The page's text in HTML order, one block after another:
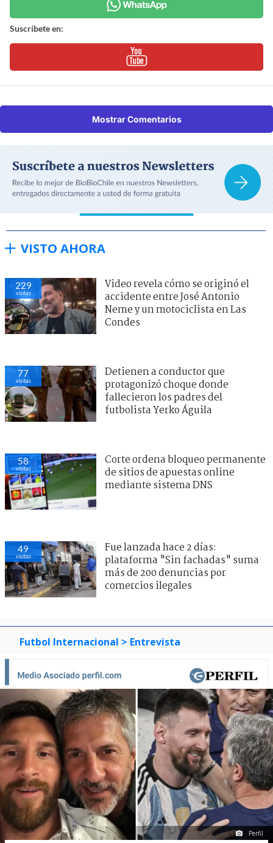
Suscríbete en:
Mostrar Comentarios
VISTO AHORA
229
visitas
Video revela cómo se originó el
accidente entre José Antonio
Neme y un motociclista en Las
Condes
77
visitas
Detienen a conductor que
protagonizó choque donde
fallecieron los padres del
futbolista Yerko Águila
58
visitas
Corte ordena bloqueo permanente
de sitios de apuestas online
mediante sistema DNS
49
visitas
Fue lanzada hace 2 días:
plataforma "Sin fachadas" suma
más de 200 denuncias por
comercios ilegales
Futbol Internacional > Entrevista
Perfil